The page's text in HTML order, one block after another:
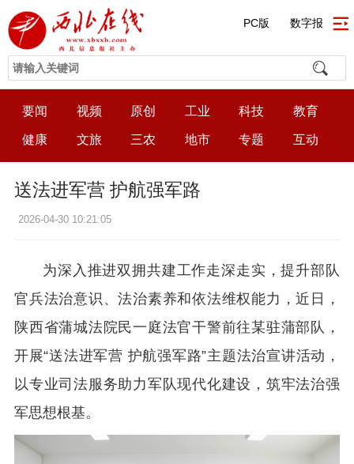
PC版 数字报
要闻 视频 原创 工业 科技 教育
健康 文旅 三农 地市 专题 互动
送法进军营 护航强军路
2026-04-30 10:21:05
为深入推进双拥共建工作走深走实，提升部队
官兵法治意识、法治素养和依法维权能力，近日，
陕西省蒲城法院民一庭法官干警前往某驻蒲部队，
开展“送法进军营 护航强军路”主题法治宣讲活动，
以专业司法服务助力军队现代化建设，筑牢法治强
军思想根基。